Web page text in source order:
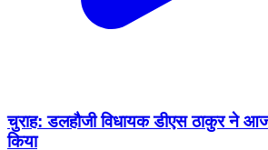
चुराह: डलहौजी विधायक डीएस ठाकुर ने आज
किया